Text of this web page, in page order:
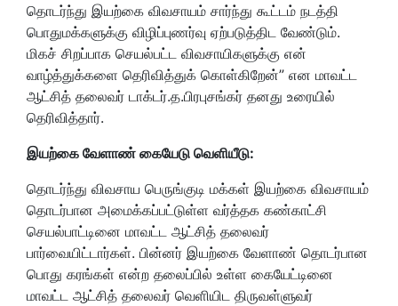
தொடர்ந்து இயற்கை விவசாயம் சார்ந்து கூட்டம் நடத்தி
பொதுமக்களுக்கு விழிப்புணர்வு ஏற்படுத்திட வேண்டும்.
மிகச் சிறப்பாக செயல்பட்ட விவசாயிகளுக்கு என்
வாழ்த்துக்களை தெரிவித்துக் கொள்கிறேன்” என மாவட்ட
ஆட்சித் தலைவர் டாக்டர்.த.பிரபுசங்கர் தனது உரையில்
தெரிவித்தார்.
இயற்கை வேளாண் கையேடு வெளியீடு:
தொடர்ந்து விவசாய பெருங்குடி மக்கள் இயற்கை விவசாயம்
தொடர்பான அமைக்கப்பட்டுள்ள வர்த்தக கண்காட்சி
செயல்பாட்டினை மாவட்ட ஆட்சித் தலைவர்
பார்வையிட்டார்கள். பின்னர் இயற்கை வேளாண் தொடர்பான
பொது கரங்கள் என்ற தலைப்பில் உள்ள கையேட்டினை
மாவட்ட ஆட்சித் தலைவர் வெளியிட திருவள்ளுவர்